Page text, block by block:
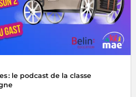
: le podcast de la classe